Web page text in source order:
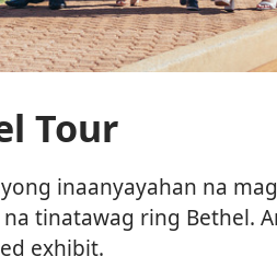
Tour
inaanyayahan na
tinatawag ring Bethel.
exhibit.